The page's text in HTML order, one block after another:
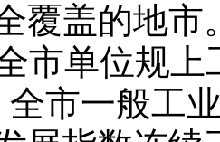
覆盖的地
市单位规
全市一般工